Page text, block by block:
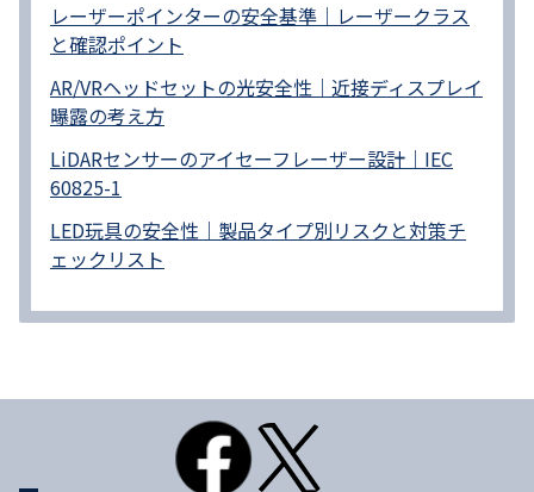
レーザーポインターの安全基準｜レーザークラス
と確認ポイント
AR/VRヘッドセットの光安全性｜近接ディスプレイ
曝露の考え方
LiDARセンサーのアイセーフレーザー設計｜IEC
60825-1
LED玩具の安全性｜製品タイプ別リスクと対策チ
ェックリスト